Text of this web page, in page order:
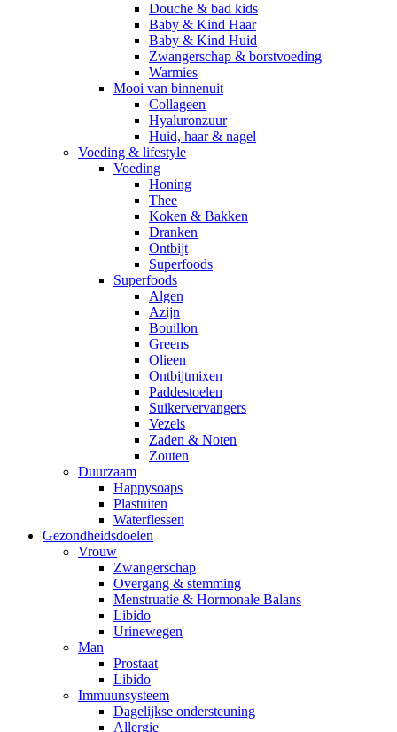
Douche & bad kids
Baby & Kind Haar
Baby & Kind Huid
Zwangerschap & borstvoeding
Warmies
Mooi van binnenuit
Collageen
Hyaluronzuur
Huid, haar & nagel
Voeding & lifestyle
Voeding
Honing
Thee
Koken & Bakken
Dranken
Ontbijt
Superfoods
Superfoods
Algen
Azijn
Bouillon
Greens
Olieen
Ontbijtmixen
Paddestoelen
Suikervervangers
Vezels
Zaden & Noten
Zouten
Duurzaam
Happysoaps
Plastuiten
Waterflessen
Gezondheidsdoelen
Vrouw
Zwangerschap
Overgang & stemming
Menstruatie & Hormonale Balans
Libido
Urinewegen
Man
Prostaat
Libido
Immuunsysteem
Dagelijkse ondersteuning
Allergie